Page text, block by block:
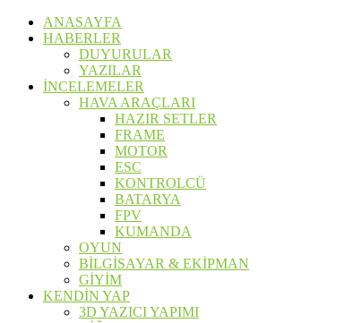
ANASAYFA
HABERLER
DUYURULAR
YAZILAR
İNCELEMELER
HAVA ARAÇLARI
HAZIR SETLER
FRAME
MOTOR
ESC
KONTROLCÜ
BATARYA
FPV
KUMANDA
OYUN
BİLGİSAYAR & EKİPMAN
GİYİM
KENDİN YAP
3D YAZICI YAPIMI